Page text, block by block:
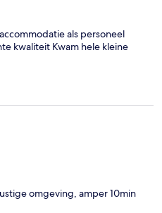
als personeel
kwaliteit Kwam hele kleine
omgeving, amper 10min